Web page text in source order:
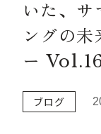
いた、サ
ングの
ー
ブログ